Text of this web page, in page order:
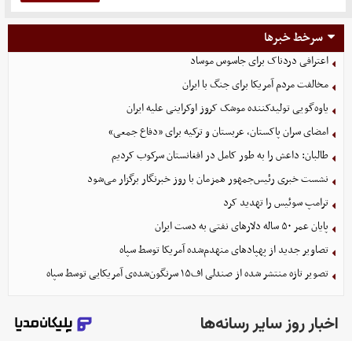
سرخط خبرها
اعترافی دردناک برای جاسوس موساد
مخالفت مردم آمریکا برای جنگ با ایران
یاوه‌گویی تولیدکننده موشک کروز اوکراینی علیه ایران
امضای سران پاکستان، عربستان و ترکیه برای «دفاع جمعی»
طالبان: داعش را به طور کامل در افغانستان سرکوب کردیم
نشست خبری رئیس‌جمهور همزمان با روز خبرنگار برگزار می‌شود
ترامپ سوئیس را تهدید کرد
پایان عمر ۵۰ ساله دلارهای نفتی به دست ایران
تصاویر جدید از پهپادهای منهدم‌شده آمریکا توسط سپاه
تصویر تازه منتشر شده از صندلی اف۱۵ سرنگون‌شده‌ی آمریکایی توسط سپاه